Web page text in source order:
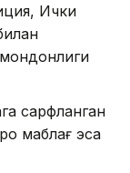
Ички
сарфланган
маблағ эса